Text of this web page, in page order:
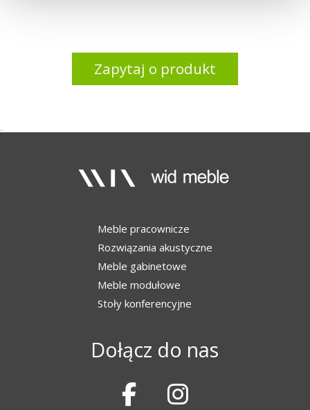
Zapytaj o produkt
Meble pracownicze
Rozwiązania akustyczne
Meble gabinetowe
Meble modułowe
Stoły konferencyjne
Dołącz do nas